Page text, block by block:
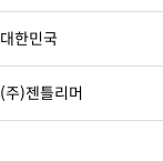
대한민국
(주)젠틀리머